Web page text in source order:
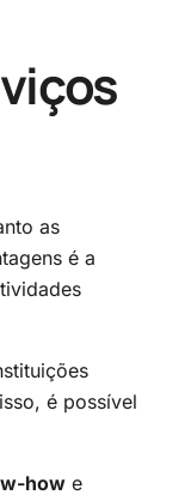
as
é a
é possível
how e